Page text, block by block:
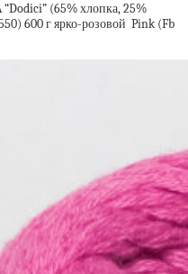
“Dodici” (65% хлопка, 25%
600 г ярко-розовой Pink (Fb